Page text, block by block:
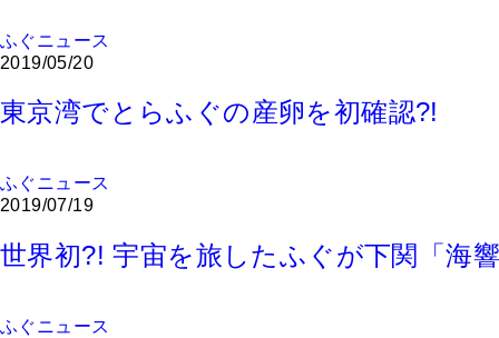
ふぐニュース
2019/05/20
東京湾でとらふぐの産卵を初確認?!
ふぐニュース
2019/07/19
世界初?! 宇宙を旅したふぐが下関「海
ふぐニュース